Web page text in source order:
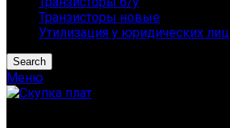
Транзисторы новые
Утилизация у юридических лиц
Search
Меню